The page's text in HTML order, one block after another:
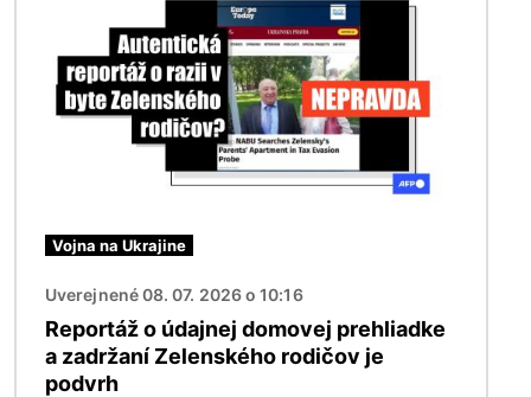
Vojna na Ukrajine
Uverejnené 08. 07. 2026 o 10:16
Reportáž o údajnej domovej prehliadke
a zadržaní Zelenského rodičov je
podvrh